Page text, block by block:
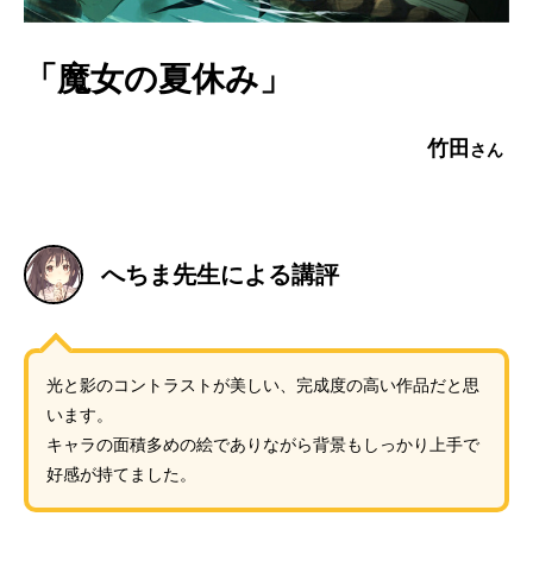
「魔女の夏休み」
竹田
へちま先生による講評
光と影のコントラストが美しい、完成度の高い作品だと思
います。
キャラの面積多めの絵でありながら背景もしっかり上手で
好感が持てました。